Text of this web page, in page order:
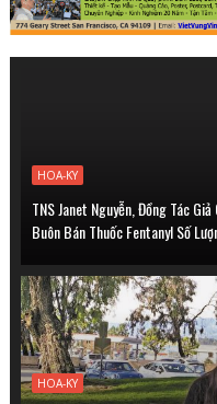
HOA-KY
TNS Janet Nguyễn, Đồng Tác
Buôn Bán Thuốc Fentanyl Số
HOA-KY